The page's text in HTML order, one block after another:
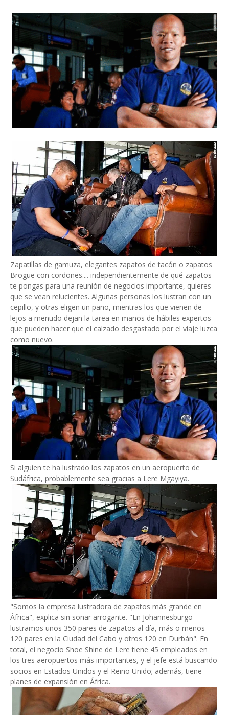
Zapatillas de gamuza, elegantes zapatos de tacón o zapatos
Brogue con cordones.... independientemente de qué zapatos
te pongas para una reunión de negocios importante, quieres
que se vean relucientes. Algunas personas los lustran con un
cepillo, y otras eligen un paño, mientras los que vienen de
lejos a menudo dejan la tarea en manos de hábiles expertos
que pueden hacer que el calzado desgastado por el viaje luzca
como nuevo.
Si alguien te ha lustrado los zapatos en un aeropuerto de
Sudáfrica, probablemente sea gracias a Lere Mgayiya.
"Somos la empresa lustradora de zapatos más grande en
África", explica sin sonar arrogante. "En Johannesburgo
lustramos unos 350 pares de zapatos al día, más o menos
120 pares en la Ciudad del Cabo y otros 120 en Durbán". En
total, el negocio Shoe Shine de Lere tiene 45 empleados en
los tres aeropuertos más importantes, y el jefe está buscando
socios en Estados Unidos y el Reino Unido; además, tiene
planes de expansión en África.